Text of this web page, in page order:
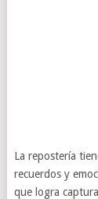
La repostería
recuerdos y
que logra